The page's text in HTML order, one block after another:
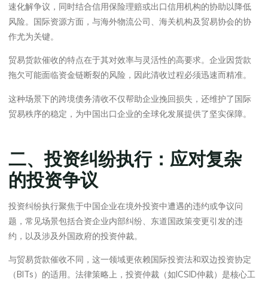
速化解争议，同时结合信用保险理赔或出口信用机构的协助以降低
风险。国际资源方面，与海外物流公司、海关机构及贸易协会的协
作尤为关键。
贸易货款催收的特点在于其对效率与灵活性的高要求。企业因货款
拖欠可能面临资金链断裂的风险，因此清收过程必须迅速而精准。
这种场景下的跨境债务清收不仅帮助企业挽回损失，还维护了国际
贸易秩序的稳定，为中国出口企业的全球化发展提供了坚实保障。
二、投资纠纷执行：应对复杂
的投资争议
投资纠纷执行聚焦于中国企业在境外投资中遭遇的违约或争议问
题，常见场景包括合资企业内部纠纷、东道国政策变更引发的违
约，以及涉及外国政府的投资仲裁。
与贸易货款催收不同，这一领域更依赖国际投资法和双边投资协定
（BITs）的适用。法律策略上，投资仲裁（如ICSID仲裁）是核心工